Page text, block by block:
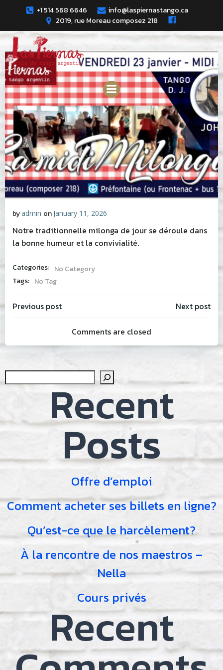
Skip
to
content
+1 514 568 6646
info@laspiernastango.ca
2019, rue Moreau composez 218
byadmin on January 11, 2026
Notre traditionnelle milonga de jour se déroule dans
la bonne humeur et la convivialité.
Categories: No Category
Tags: No Tag
Post
navigation
Previous post PostNext post
Comments are closed
Recent
Posts
Offre d’emploi
Comment acheter ses billets en ligne?
Qu’est-ce que le harcèlement?
À la rencontre de nos maestros –
Nella
Cours privés
Recent